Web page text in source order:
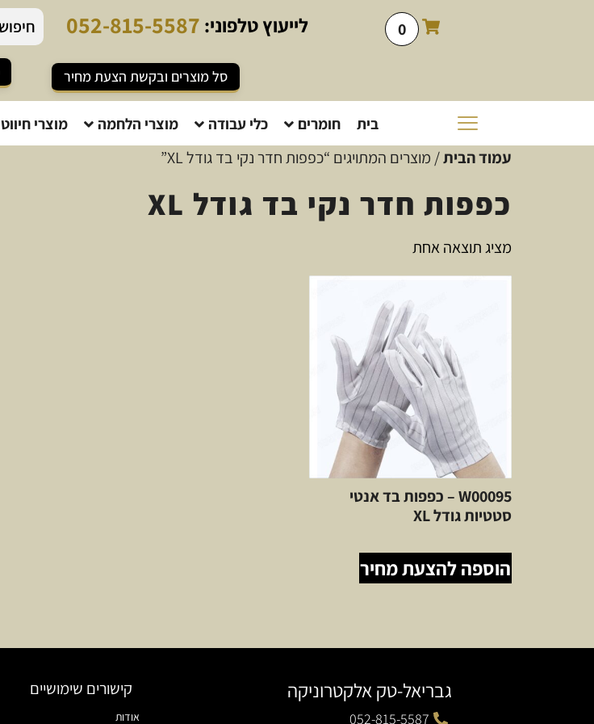
0 לייעוץטלפוני: 52-815-5587
סל מוצרים ובקשת הצעת מחיר
בית חומרים כלי עבודה מוצרי הלחמה מוצרי חיווט
עמוד הבית/ מוצרים המתויגים “כפפות חדר נקי בד גודל XL”
כפפות חדר נקי בד גודל XL
מציג תוצאה אחת
W00095 – כפפות בד אנטי
סטטיות גודל XL
הוספה להצעת מחיר
גבריאל-טק אלקטרוניקה
052-815-5587
קישורים שימושיים
אודות